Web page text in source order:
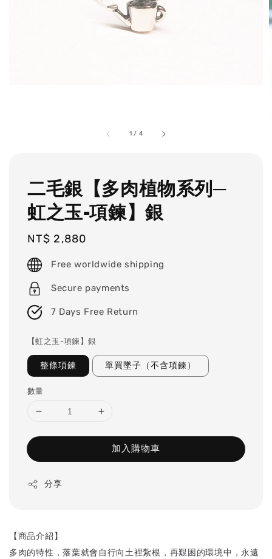
1 / 4
二毛銀【多肉植物系列─
虹之玉-項鍊】銀
Regular
price
NT$ 2,880
Free worldwide shipping
Secure payments
7 Days Free Return
【虹之玉-項鍊】銀
整條項鍊 單買墜子（不含項鍊）
數量
加入購物車
分享
【商品介紹】
多肉的特性，落葉就會自行向土裡紮根，再艱困的環境中，永遠